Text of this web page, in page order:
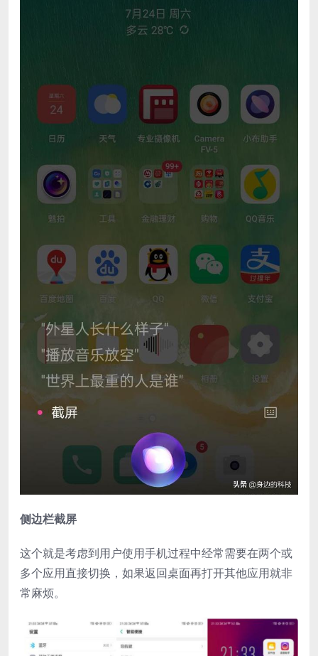
侧边栏截屏
这个就是考虑到用户使用手机过程中经常需要在两个或
多个应用直接切换，如果返回桌面再打开其他应用就非
常麻烦。